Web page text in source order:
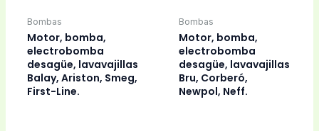
Bombas
Motor, bomba,
electrobomba
desagüe, lavavajillas
Balay, Ariston, Smeg,
First-Line.
Bombas
Motor, bomba,
electrobomba
desagüe, lavavajillas
Bru, Corberó,
Newpol, Neff.